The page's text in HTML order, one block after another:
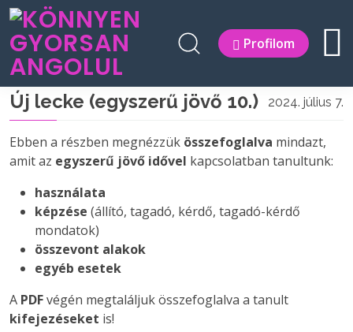
Profilom
Új lecke (egyszerű jövő 10.) 2024. július 7.
Ebben a részben megnézzük összefoglalva mindazt,
amit az egyszerű jövő idővel kapcsolatban tanultunk:
használata
képzése (állító, tagadó, kérdő, tagadó-kérdő
mondatok)
összevont alakok
egyéb esetek
A PDFvégén megtaláljuk összefoglalva a tanult
kifejezéseket is!